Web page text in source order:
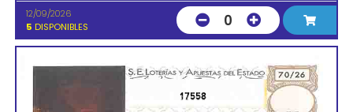
12/09/2026
5 DISPONIBLES 0
17558